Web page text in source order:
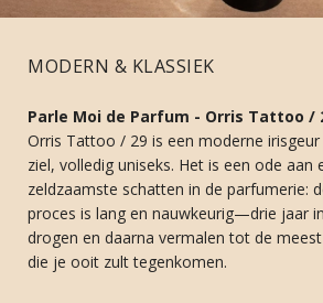
MODERN & KLASSIEK
Parle Moi de Parfum - Orris Tattoo /
Orris Tattoo / 29 is een moderne
ziel, volledig uniseks. Het is een ode aan
zeldzaamste schatten in de parfumerie:
proces is lang en nauwkeurig—drie jaar
drogen en daarna vermalen tot de
die je ooit zult tegenkomen.